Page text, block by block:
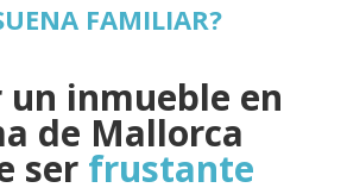
FAMILIAR?
un inmueble en
de Mallorca
serfrustante